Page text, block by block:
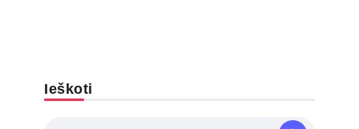
Ieškoti